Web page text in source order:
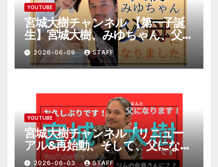
YOUTUBE
宮城大樹チャンネル 【第一子誕
生】宮城大樹、みゆちゃん、父母
になりました。
2026-06-09 STAFF
YOUTUBE
宮城大樹チャンネル「リニュー
アル&再始動、そして、父になり
ます。」
2026-06-03 STAFF